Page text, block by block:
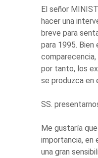
El señor
hacer una
breve para
para 1995. Bien
por tanto, los
se produzca en
SS.
Me gustaría
importancia, en
una gran